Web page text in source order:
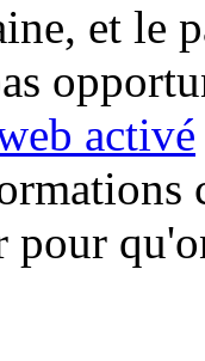
et le
activé
pour